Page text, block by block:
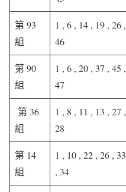
第 93
組
1 , 6 , 14 , 19 , 26 ,
46
第 90
組
1 , 6 , 20 , 37 , 45 ,
47
第 36
組
1 , 8 , 11 , 13 , 27 ,
28
第 14
組
1 , 10 , 22 , 26 , 33
, 34